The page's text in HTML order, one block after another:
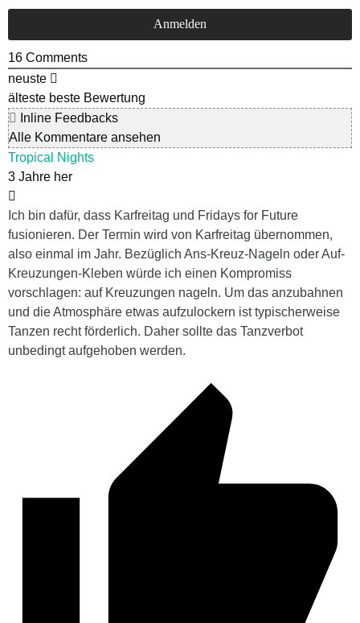
16 Comments
neuste
älteste beste Bewertung
Inline Feedbacks
Alle Kommentare ansehen
Tropical Nights
3 Jahre her
Ich bin dafür, dass Karfreitag und Fridays for Future
fusionieren. Der Termin wird von Karfreitag übernommen,
also einmal im Jahr. Bezüglich Ans-Kreuz-Nageln oder Auf-
Kreuzungen-Kleben würde ich einen Kompromiss
vorschlagen: auf Kreuzungen nageln. Um das anzubahnen
und die Atmosphäre etwas aufzulockern ist typischerweise
Tanzen recht förderlich. Daher sollte das Tanzverbot
unbedingt aufgehoben werden.